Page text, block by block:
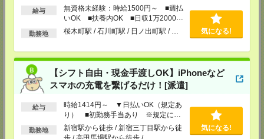
給与
無資格未経験：時給1500円～ ■週払
いOK ■扶養内OK ■日収1万2000円
以上
勤務地 桜木町駅 / 石川町駅 / 日ノ出町駅 / … 気になる!
【シフト自由・現金手渡しOK】iPhoneなど
スマホの充電を繋げるだけ！[派遣]
給与
時給1414円～ ▼日払いOK（規定あ
り） ■初勤務手当あり ※規定によ
る
勤務地
新宿駅から徒歩 / 新宿三丁目駅から徒
歩 / 高田馬場駅から徒歩 / …
気になる!
メディカルケア事業部 新宿オフィス
東京都新宿区新宿2-3-10 新宿御苑ビル6階
MAIL：tenshoku@nikken-ts.jp
メディカルケア事業部 立川事業所
東京都立川市錦町1-12-14
TEL：0120-934-200
MAIL：tenshoku@nikken-ts.jp
メディカルケア事業部 町田オフィス
東京都町田市森野1-7-23 大樹生命町田ビル6F
TEL：0120-453-285